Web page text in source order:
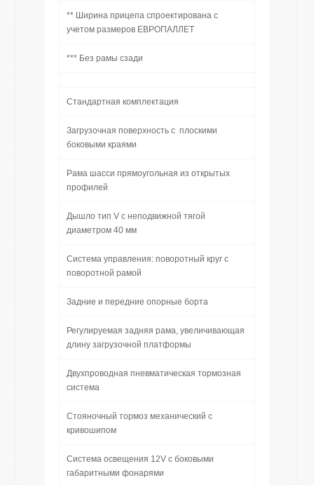
** Ширина прицепа спроектирована с
учетом размеров ЕВРОПАЛЛЕТ
*** Без рамы сзади
Стандартная комплектация
Загрузочная поверхность с плоскими
боковыми краями
Рама шасси прямоугольная из открытых
профилей
Дышло тип V с неподвижной тягой
диаметром 40 мм
Система управления: поворотный круг с
поворотной рамой
Задние и передние опорные борта
Регулируемая задняя рама, увеличивающая
длину загрузочной платформы
Двухпроводная пневматическая тормозная
система
Стояночный тормоз механический с
кривошипом
Система освещения 12V с боковыми
габаритными фонарями